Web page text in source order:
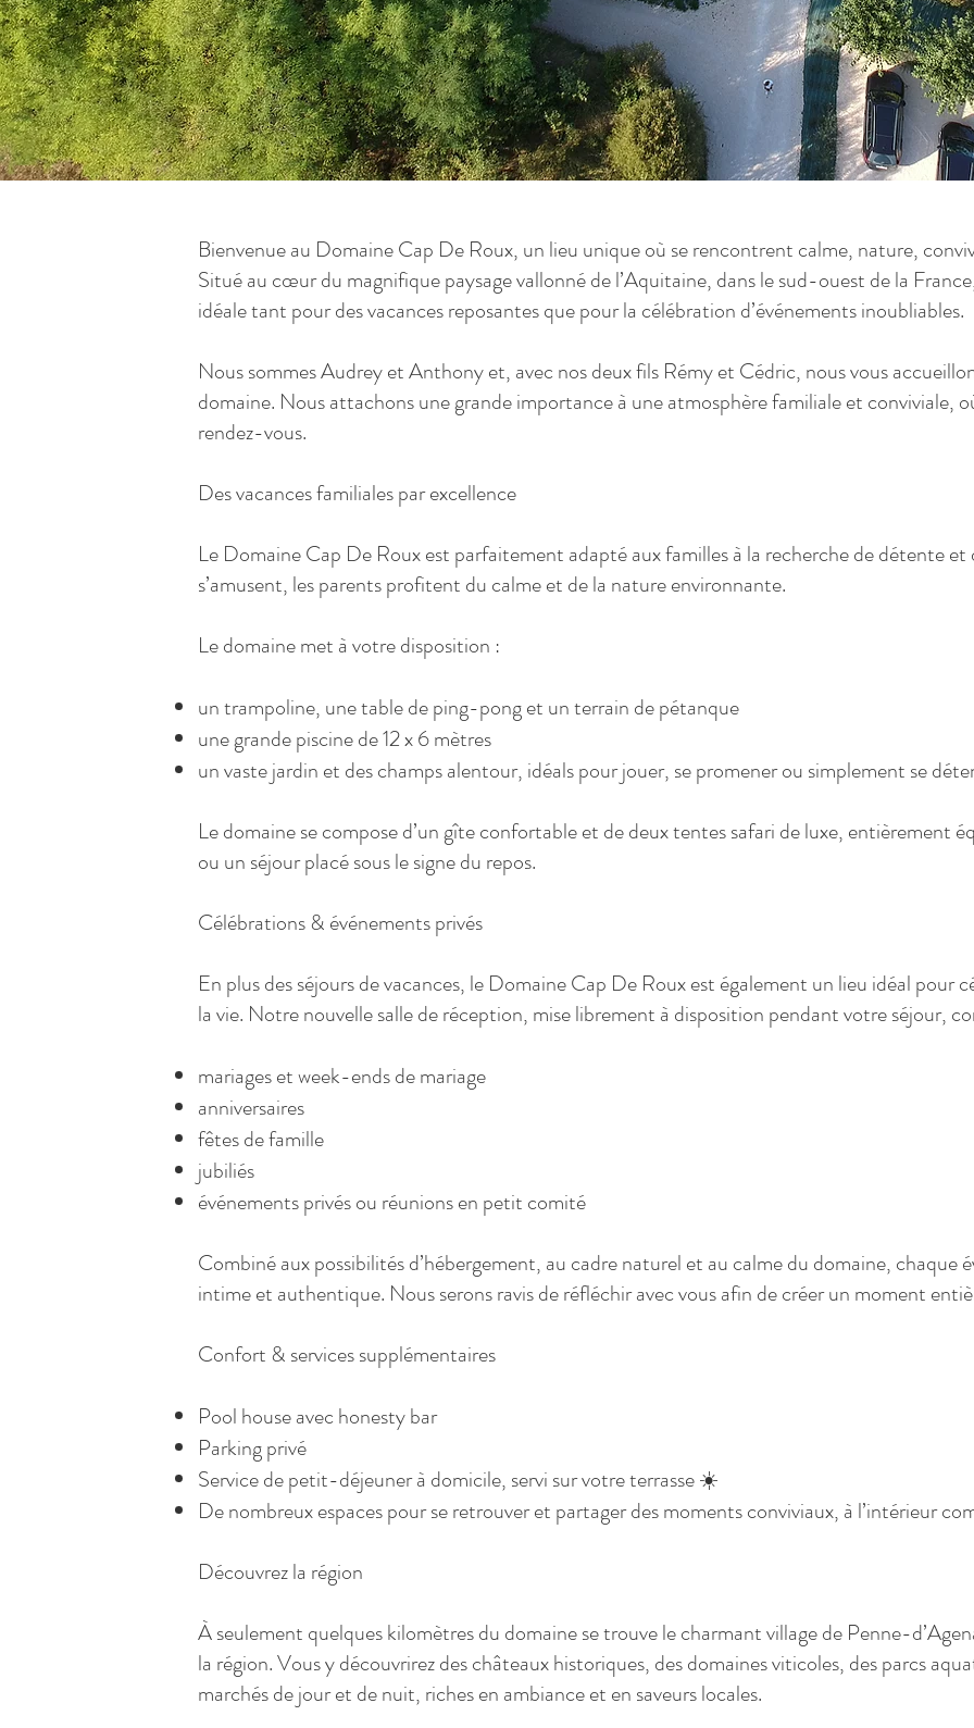
Bienvenue au Domaine Cap De Roux, un lieu unique où se rencontrent calme, nature,
Situé au cœur du magnifique paysage vallonné de l’Aquitaine, dans le sud-ouest de la
idéale tant pour des vacances reposantes que pour la célébration d’événements inoubliables.
Nous sommes Audrey et Anthony et, avec nos deux fils Rémy et Cédric, nous vous
domaine. Nous attachons une grande importance à une atmosphère familiale et conviviale,
rendez-vous.
Des vacances familiales par excellence
Le Domaine Cap De Roux est parfaitement adapté aux familles à la recherche de détente
s’amusent, les parents profitent du calme et de la nature environnante.
Le domaine met à votre disposition :
un trampoline, une table de ping-pong et un terrain de pétanque
une grande piscine de 12 x 6 mètres
un vaste jardin et des champs alentour, idéals pour jouer, se promener ou simplement se
Le domaine se compose d’un gîte confortable et de deux tentes safari de luxe, entièrement
ou un séjour placé sous le signe du repos.
Célébrations & événements privés
En plus des séjours de vacances, le Domaine Cap De Roux est également un lieu idéal pour
la vie. Notre nouvelle salle de réception, mise librement à disposition pendant votre séjour,
mariages et week-ends de mariage
anniversaires
fêtes de famille
jubiliés
événements privés ou réunions en petit comité
Combiné aux possibilités d’hébergement, au cadre naturel et au calme du domaine, chaque
intime et authentique. Nous serons ravis de réfléchir avec vous afin de créer un moment
Confort & services supplémentaires
Pool house avec honesty bar
Parking privé
Service de petit-déjeuner à domicile, servi sur votre terrasse ☀️
De nombreux espaces pour se retrouver et partager des moments conviviaux, à l’intérieur
Découvrez la région
À seulement quelques kilomètres du domaine se trouve le charmant village de Penne-
la région. Vous y découvrirez des châteaux historiques, des domaines viticoles, des parcs
marchés de jour et de nuit, riches en ambiance et en saveurs locales.